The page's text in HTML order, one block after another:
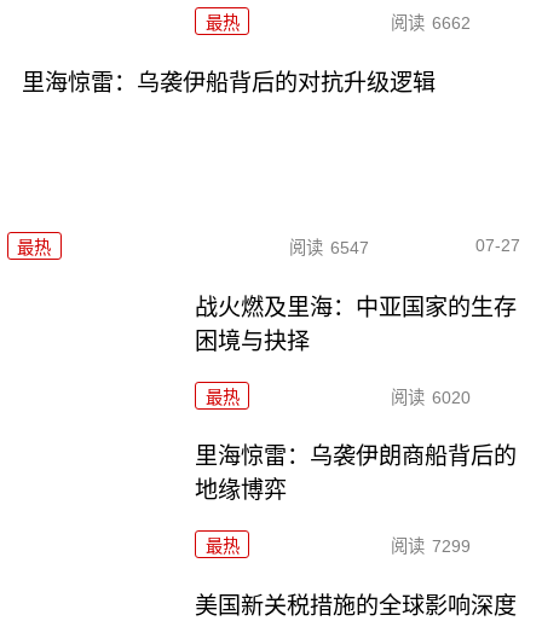
最热 阅读 6662
里海惊雷：乌袭伊船背后的对抗升级逻辑
最热 阅读 6547 07-27
战火燃及里海：中亚国家的生存
困境与抉择
最热 阅读 6020
里海惊雷：乌袭伊朗商船背后的
地缘博弈
最热 阅读 7299
美国新关税措施的全球影响深度